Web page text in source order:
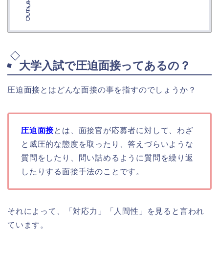
大学入試で圧迫面接ってあるの？
圧迫面接とはどんな面接の事を指すのでしょうか？
圧迫面接とは、面接官が応募者に対して、わざ
と威圧的な態度を取ったり、答えづらいような
質問をしたり、問い詰めるように質問を繰り返
したりする面接手法のことです。
それによって、「対応力」「人間性」を見ると言われ
ています。